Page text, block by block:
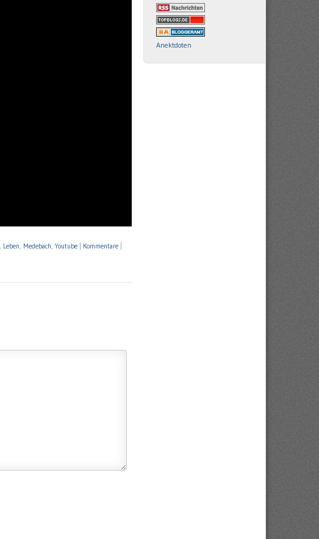
Leben Medebach ,Youtube Kommentare
Anektdoten